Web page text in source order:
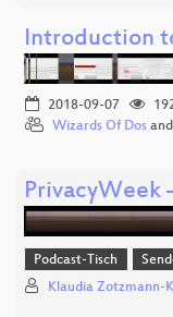
Introduction
2018-09-07
Wizards Of Dos and
PrivacyWeek
Podcast-Tisch
Klaudia Zotzmann-